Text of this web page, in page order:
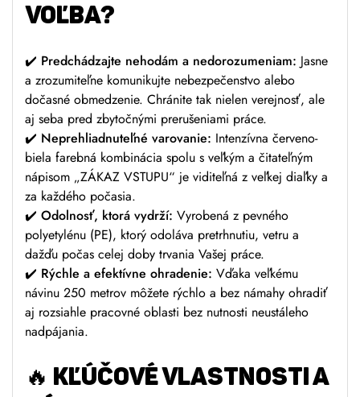
VOĽBA?
✔️ Predchádzajte nehodám a nedorozumeniam: Jasne
a zrozumiteľne komunikujte nebezpečenstvo alebo
dočasné obmedzenie. Chránite tak nielen verejnosť, ale
aj seba pred zbytočnými prerušeniami práce.
✔️ Neprehliadnuteľné varovanie: Intenzívna červeno-
biela farebná kombinácia spolu s veľkým a čitateľným
nápisom „ZÁKAZ VSTUPU“ je viditeľná z veľkej diaľky a
za každého počasia.
✔️ Odolnosť, ktorá vydrží: Vyrobená z pevného
polyetylénu (PE), ktorý odoláva pretrhnutiu, vetru a
dažďu počas celej doby trvania Vašej práce.
✔️ Rýchle a efektívne ohradenie: Vďaka veľkému
návinu 250 metrov môžete rýchlo a bez námahy ohradiť
aj rozsiahle pracovné oblasti bez nutnosti neustáleho
nadpájania.
🔥 KĽÚČOVÉ VLASTNOSTI A